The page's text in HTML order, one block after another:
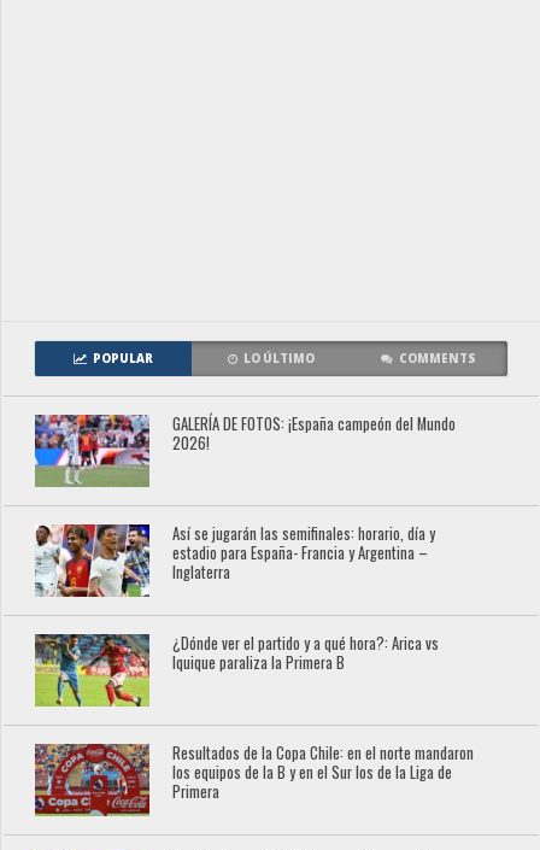
POPULAR LO ÚLTIMO COMMENTS
GALERÍA DE FOTOS: ¡España campeón del Mundo
2026!
Así se jugarán las semifinales: horario, día y
estadio para España- Francia y Argentina –
Inglaterra
¿Dónde ver el partido y a qué hora?: Arica vs
Iquique paraliza la Primera B
Resultados de la Copa Chile: en el norte mandaron
los equipos de la B y en el Sur los de la Liga de
Primera